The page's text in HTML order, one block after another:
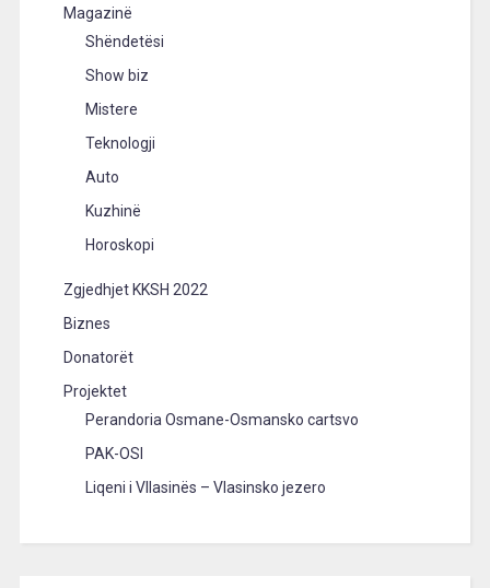
Magazinë
Shëndetësi
Show biz
Mistere
Teknologji
Auto
Kuzhinë
Horoskopi
Zgjedhjet KKSH 2022
Biznes
Donatorët
Projektet
Perandoria Osmane-Osmansko cartsvo
PAK-OSI
Liqeni i Vllasinës – Vlasinsko jezero